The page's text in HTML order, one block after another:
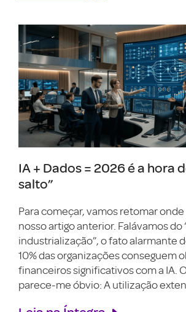
IA + Dados = 2026 é a hora
salto”
Para começar, vamos retomar
nosso artigo anterior. Falávamos do
industrialização”, o fato alarmante
10% das organizações conseguem
financeiros significativos com a IA.
parece-me óbvio: A utilização